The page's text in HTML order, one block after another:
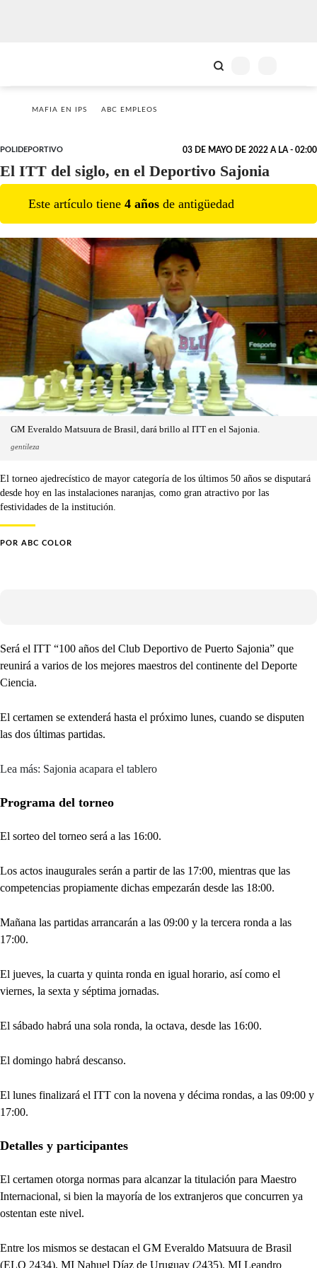
MAFIA EN IPS ABC EMPLEOS
POLIDEPORTIVO 03 DE MAYO DE 2022 A LA - 02:00
El ITT del siglo, en el Deportivo Sajonia
Este artículo tiene 4 años de antigüedad
GM Everaldo Matsuura de Brasil, dará brillo al ITT en el Sajonia.
gentileza
El torneo ajedrecístico de mayor categoría de los últimos 50 años se disputará
desde hoy en las instalaciones naranjas, como gran atractivo por las
festividades de la institución.
POR ABC COLOR
Será el ITT “100 años del Club Deportivo de Puerto Sajonia” que
reunirá a varios de los mejores maestros del continente del Deporte
Ciencia.
El certamen se extenderá hasta el próximo lunes, cuando se disputen
las dos últimas partidas.
Lea más: Sajonia acapara el tablero
Programa del torneo
El sorteo del torneo será a las 16:00.
Los actos inaugurales serán a partir de las 17:00, mientras que las
competencias propiamente dichas empezarán desde las 18:00.
Mañana las partidas arrancarán a las 09:00 y la tercera ronda a las
17:00.
El jueves, la cuarta y quinta ronda en igual horario, así como el
viernes, la sexta y séptima jornadas.
El sábado habrá una sola ronda, la octava, desde las 16:00.
El domingo habrá descanso.
El lunes finalizará el ITT con la novena y décima rondas, a las 09:00 y
17:00.
Detalles y participantes
El certamen otorga normas para alcanzar la titulación para Maestro
Internacional, si bien la mayoría de los extranjeros que concurren ya
ostentan este nivel.
Entre los mismos se destacan el GM Everaldo Matsuura de Brasil
(ELO 2434), MI Nahuel Díaz de Uruguay (2435), MI Leandro